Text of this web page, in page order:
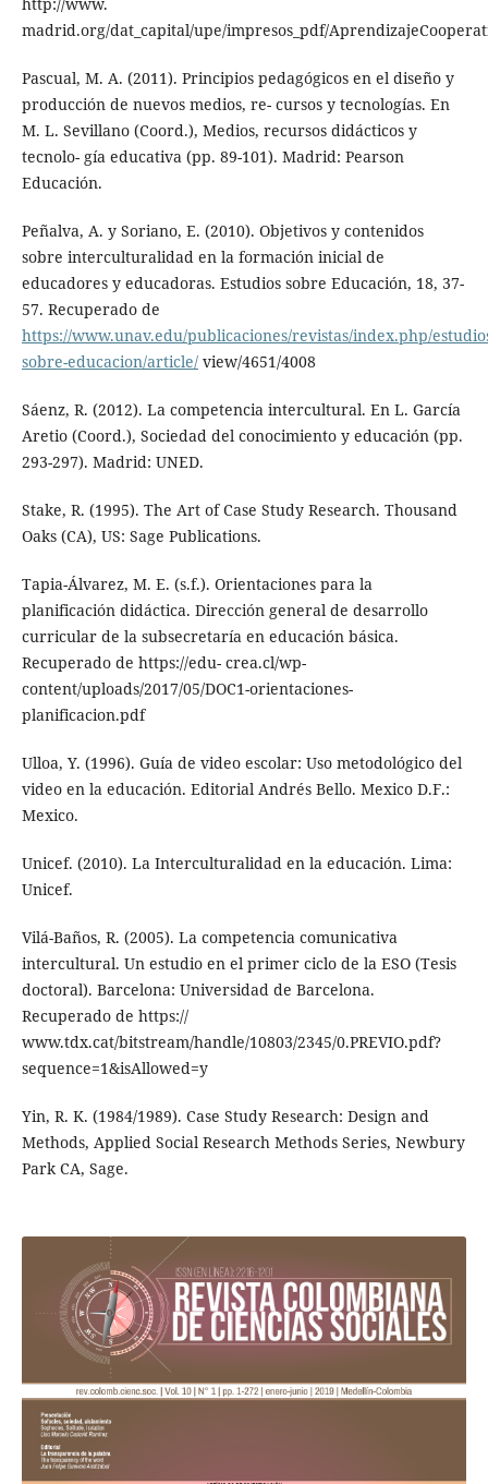
madrid.org/dat_capital/upe/impresos_pdf/
Pascual, M. A. (2011). Principios pedagógicos en el diseño y
producción de nuevos medios, re- cursos y tecnologías. En
M. L. Sevillano (Coord.), Medios, recursos didácticos y
tecnolo- gía educativa (pp. 89-101). Madrid: Pearson
Educación.
Peñalva, A. y Soriano, E. (2010). Objetivos y contenidos
sobre interculturalidad en la formación inicial de
educadores y educadoras. Estudios sobre Educación, 18, 37-
57. Recuperado de
https://www.unav.edu/publicaciones/revistas/index.php/
sobre-educacion/article/view/4651/4008
Sáenz, R. (2012). La competencia intercultural. En L. García
Aretio (Coord.), Sociedad del conocimiento y educación (pp.
293-297). Madrid: UNED.
Stake, R. (1995). The Art of Case Study Research. Thousand
Oaks (CA), US: Sage Publications.
Tapia-Álvarez, M. E. (s.f.). Orientaciones para la
planificación didáctica. Dirección general de desarrollo
curricular de la subsecretaría en educación básica.
Recuperado de https://edu- crea.cl/wp-
content/uploads/2017/05/DOC1-orientaciones-
planificacion.pdf
Ulloa, Y. (1996). Guía de video escolar: Uso metodológico del
video en la educación. Editorial Andrés Bello. Mexico D.F.:
Mexico.
Unicef. (2010). La Interculturalidad en la educación. Lima:
Unicef.
Vilá-Baños, R. (2005). La competencia comunicativa
intercultural. Un estudio en el primer ciclo de la ESO (Tesis
doctoral). Barcelona: Universidad de Barcelona.
Recuperado de https://
www.tdx.cat/bitstream/handle/10803/2345/0.PREVIO.pdf?
sequence=1&isAllowed=y
Yin, R. K. (1984/1989). Case Study Research: Design and
Methods, Applied Social Research Methods Series, Newbury
Park CA, Sage.